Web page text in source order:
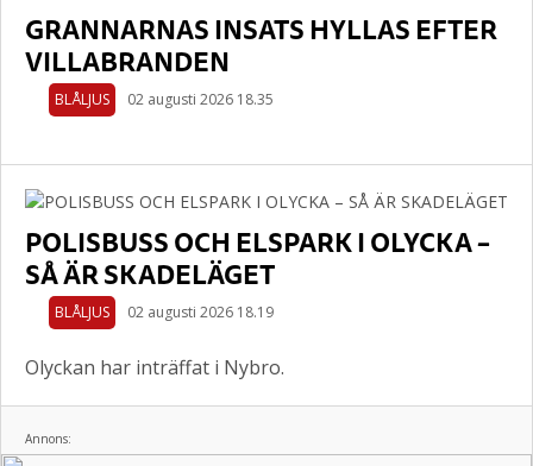
GRANNARNAS INSATS HYLLAS EFTER
VILLABRANDEN
BLÅLJUS 02 augusti 2026 18.35
POLISBUSS OCH ELSPARK I OLYCKA –
SÅ ÄR SKADELÄGET
BLÅLJUS 02 augusti 2026 18.19
Olyckan har inträffat i Nybro.
Annons: